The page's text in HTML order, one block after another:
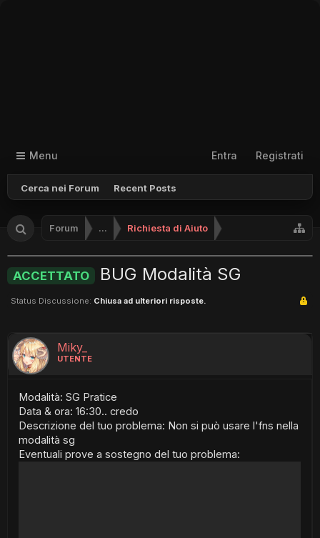
Menu
Cerca nei Forum Recent Posts
Entra Registrati
Forum ... Richiesta di Aiuto
ACCETTATO BUG Modalità SG
Status Discussione: Chiusa ad ulteriori risposte.
Miky_
UTENTE
Modalità: SG Pratice
Data & ora: 16:30.. credo
Descrizione del tuo problema: Non si può usare l'fns nella
modalità sg
Eventuali prove a sostegno del tuo problema: